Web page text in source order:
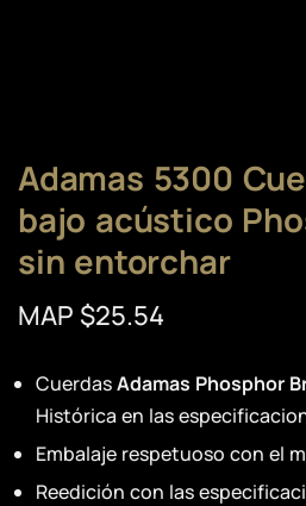
Adamas 5300
bajo acústico
sin entorchar
MAP $25.54
CuerdasAdamas Phosphor
Histórica en las
Embalaje respetuoso con el
Reedición con las